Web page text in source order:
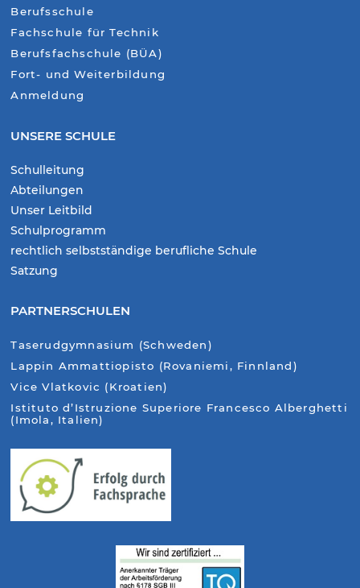
Berufsschule
Fachschule für Technik
Berufsfachschule (BÜA)
Fort- und Weiterbildung
Anmeldung
UNSERE SCHULE
Schulleitung
Abteilungen
Unser Leitbild
Schulprogramm
rechtlich selbstständige berufliche Schule
Satzung
PARTNERSCHULEN
Taserudgymnasium (Schweden)
Lappin Ammattiopisto (Rovaniemi, Finnland)
Vice Vlatkovic (Kroatien)
Istituto d’Istruzione Superiore Francesco Alberghetti
(Imola, Italien)